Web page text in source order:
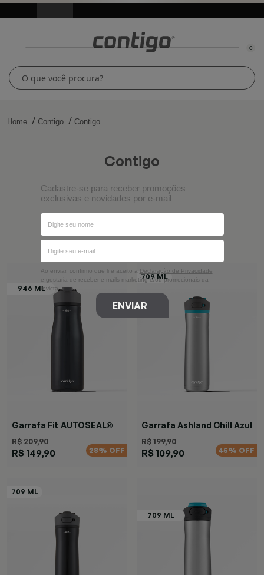
0
Home Contigo Contigo
contigo
Filtros
Garrafa Fit AUTOSEAL®
R$ 209,90
R$ 149,90 28% OFF
Garrafa Ashland Chill Azul
R$ 199,90
R$ 109,90 45% OFF
Cadastre-se para receber promoções
exclusivas e novidades por e-mail
Ao enviar, confirmo que li e aceito a Declaração de Privacidade
e gostaria de receber e-mails marketing e/ou promocionais da
Invicta
ENVIAR